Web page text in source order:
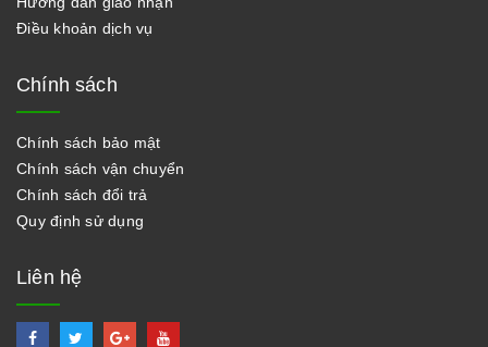
Điều khoản dịch vụ
Chính sách
Chính sách bảo mật
Chính sách vận chuyển
Chính sách đổi trả
Quy định sử dụng
Liên hệ